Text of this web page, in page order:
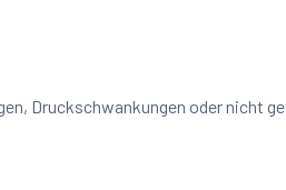
Druckschwankungen oder nicht